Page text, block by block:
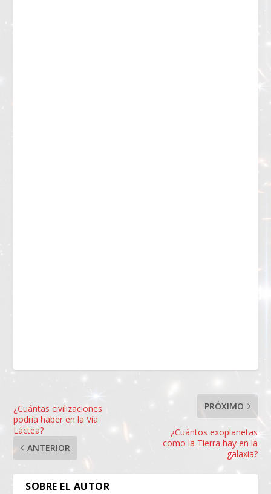
¿Cuántas civilizaciones
podría haber en la Vía
Láctea?
ANTERIOR
PRÓXIMO
¿Cuántos exoplanetas
como la Tierra hay en la
galaxia?
SOBRE EL AUTOR